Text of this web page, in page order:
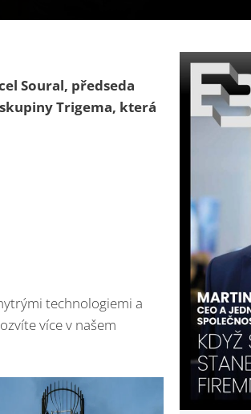
Soural, předseda
Trigema, která
technologiemi a
více v našem